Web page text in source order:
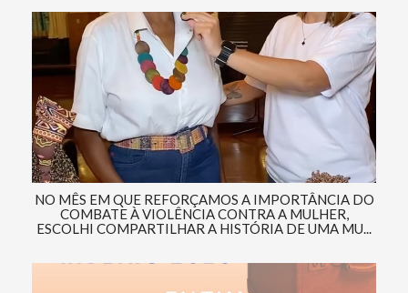
NO MÊS EM QUE REFORÇAMOS A IMPORTÂNCIA DO
COMBATE À VIOLÊNCIA CONTRA A MULHER,
ESCOLHI COMPARTILHAR A HISTÓRIA DE UMA MU...